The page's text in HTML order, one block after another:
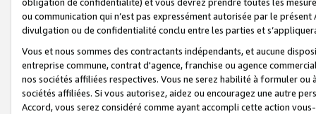
obligation de confidentialité) et vous devrez prendre toutes les
ou communication qui n’est pas expressément autorisée par le
divulgation ou de confidentialité conclu entre les parties et
Vous et nous sommes des contractants indépendants, et aucune
entreprise commune, contrat d'agence, franchise ou agence
nos sociétés affiliées respectives. Vous ne serez habilité à formuler
sociétés affiliées. Si vous autorisez, aidez ou encouragez une autre
Accord, vous serez considéré comme ayant accompli cette action